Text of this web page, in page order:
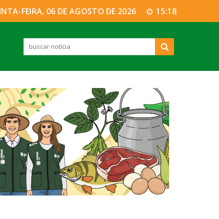
FEIRA, 06 DE AGOSTO DE 2026 15:18